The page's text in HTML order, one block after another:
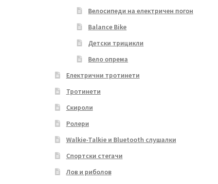
Велосипеди на електричен погон
Balance Bike
Детски трицикли
Вело опрема
Електрични тротинети
Тротинети
Скироли
Ролери
Walkie-Talkie и Bluetooth слушалки
Спортски стегачи
Лов и риболов